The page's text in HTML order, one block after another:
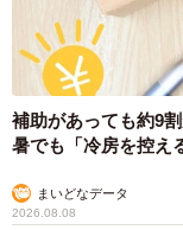
補助があっても約9
暑でも「冷房を控え
まいどなデータ
2026.08.08